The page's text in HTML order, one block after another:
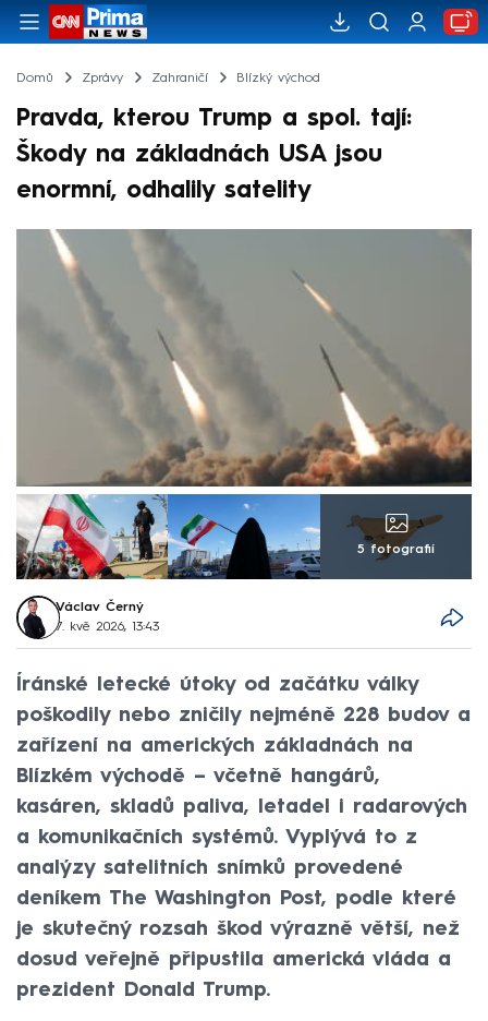
Domů Zprávy Zahraničí Blízký východ
Pravda, kterou Trump a spol. tají:
Škody na základnách USA jsou
enormní, odhalily satelity
5 fotografií
Václav Černý
7. kvě 2026, 13:43
Íránské letecké útoky od začátku války
poškodily nebo zničily nejméně 228 budov a
zařízení na amerických základnách na
Blízkém východě – včetně hangárů,
kasáren, skladů paliva, letadel i radarových
a komunikačních systémů. Vyplývá to z
analýzy satelitních snímků provedené
deníkem The Washington Post, podle které
je skutečný rozsah škod výrazně větší, než
dosud veřejně připustila americká vláda a
prezident Donald Trump.